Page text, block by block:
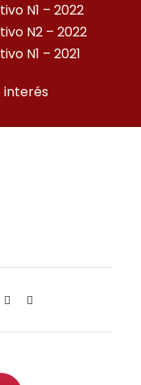
N1 – 2022
N2 – 2022
N1 – 2021
interés